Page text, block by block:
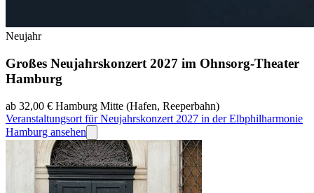
Neujahr
Großes Neujahrskonzert 2027 im Ohnsorg-Theater
Hamburg
ab 32,00 € Hamburg Mitte (Hafen, Reeperbahn)
Veranstaltungsort für Neujahrskonzert 2027 in der Elbphilharmonie
Hamburg ansehen